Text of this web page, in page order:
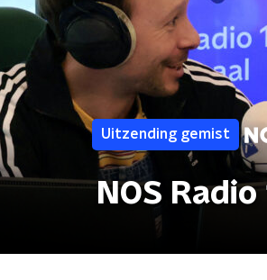
Uitzending gemist
NOS